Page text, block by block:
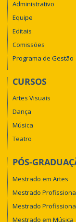
Administrativo
Equipe
Editais
Comissões
Programa de Gestão
CURSOS
Artes Visuais
Dança
Música
Teatro
PÓS-
Mestrado em Artes
Mestrado
Mestrado
Mestrado em Música